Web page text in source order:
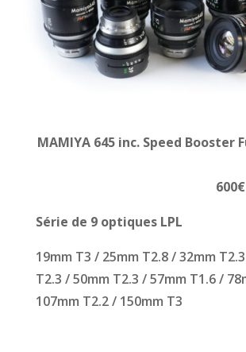
MAMIYA 645 inc. Speed Booster
Série de 9 optiques LPL
19mm T3 / 25mm T2.8 / 32mm
T2.3 / 50mm T2.3 / 57mm T1.6 /
107mm T2.2 / 150mm T3